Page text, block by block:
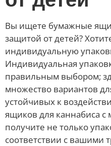
Вы ищете бумажные
защитой от детей?
индивидуальную
Индивидуальная
правильным выбором;
множество вариантов
устойчивых к
ящиков для каннабиса с
получите не только
соответствии с вашими